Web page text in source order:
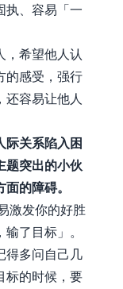
执、容易「一
，希望他人认
的感受，强行
还容易让他人
际关系陷入困
题突出的小伙
的障碍。
激发你的好胜
了目标」。
得多问自己几
标的时候，要